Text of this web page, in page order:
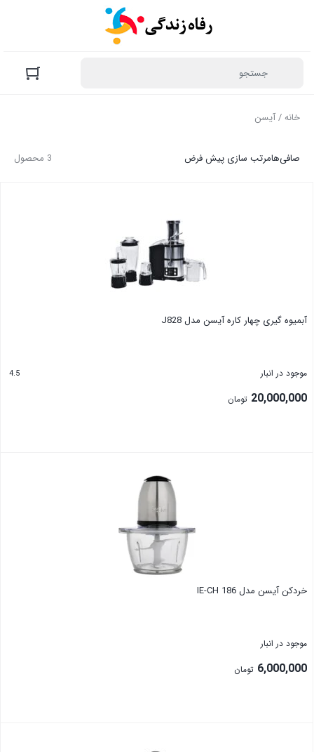
خانه/ آیسن
3 محصول صافی‌هامرتب سازی پیش فرض
آبمیوه گیری چهار کاره آیسن مدل J828
موجود در انبار 4.5
20,000,000 تومان
خردکن آیسن مدل IE-CH 186
موجود در انبار
6,000,000 تومان